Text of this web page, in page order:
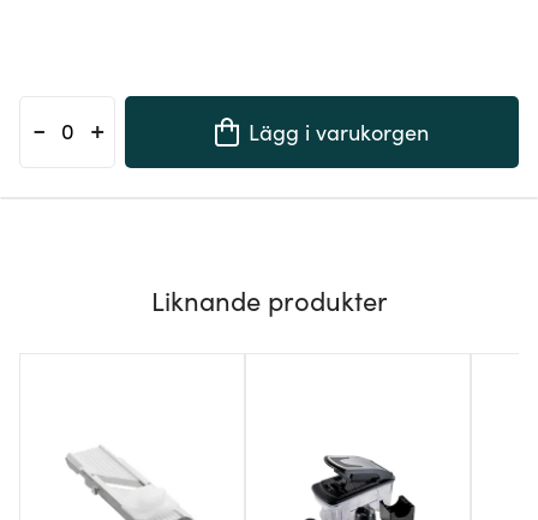
- + Lägg i varukorgen
Liknande produkter